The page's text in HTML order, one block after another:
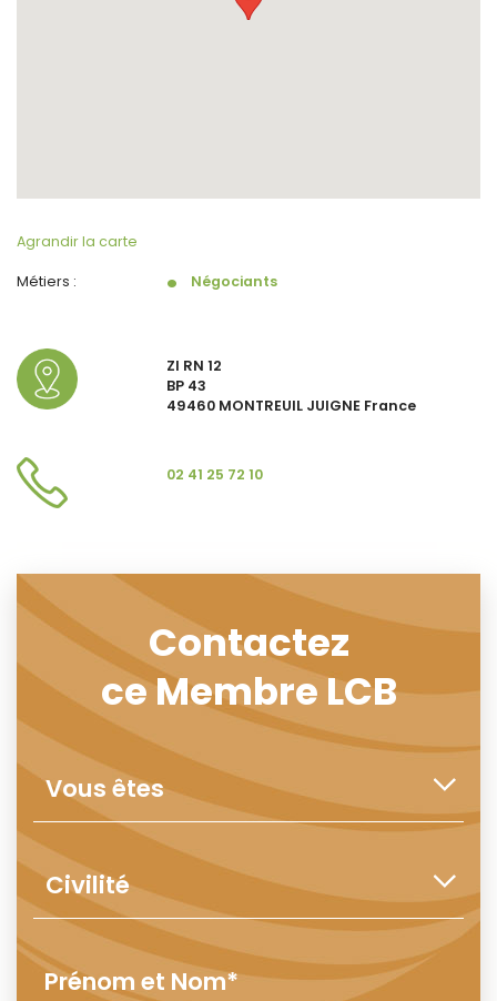
Agrandir la carte
Métiers : Négociants
ZI RN 12
BP 43
49460 MONTREUIL JUIGNE France
02 41 25 72 10
Contactez
ce Membre LCB